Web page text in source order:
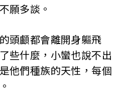
願多談。
頭顱都會離開身軀飛
些什麼，小蠻也說不出
他們種族的天性，每個